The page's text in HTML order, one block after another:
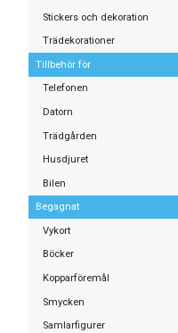
Stickers och dekoration
Trädekorationer
Tillbehör för
Telefonen
Datorn
Trädgården
Husdjuret
Bilen
Begagnat
Vykort
Böcker
Kopparföremål
Smycken
Samlarfigurer